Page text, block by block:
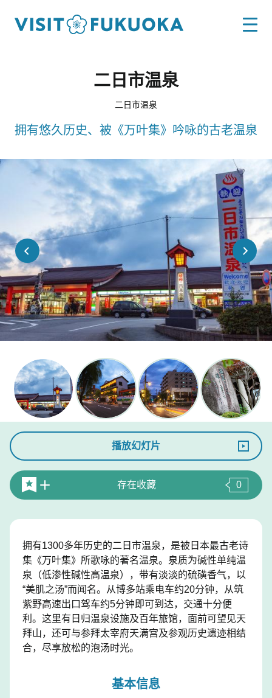
二日市温泉
二日市温泉
拥有悠久历史、被《万叶集》吟咏的古老温泉
播放幻灯片
存在收藏 0
拥有1300多年历史的二日市温泉，是被日本最古老诗
集《万叶集》所歌咏的著名温泉。泉质为碱性单纯温
泉（低渗性碱性高温泉），带有淡淡的硫磺香气，以
“美肌之汤”而闻名。从博多站乘电车约20分钟，从筑
紫野高速出口驾车约5分钟即可到达，交通十分便
利。这里有日归温泉设施及百年旅馆，面前可望见天
拜山，还可与参拜太宰府天满宫及参观历史遗迹相结
合，尽享放松的泡汤时光。
基本信息